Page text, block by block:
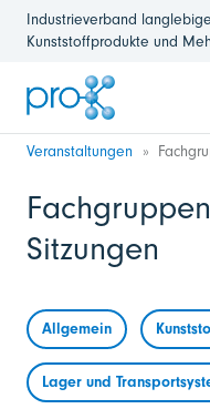
Industrieverband langlebige
Kunststoffprodukte und
Veranstaltungen
Sitzungen
Allgemein
Lager und